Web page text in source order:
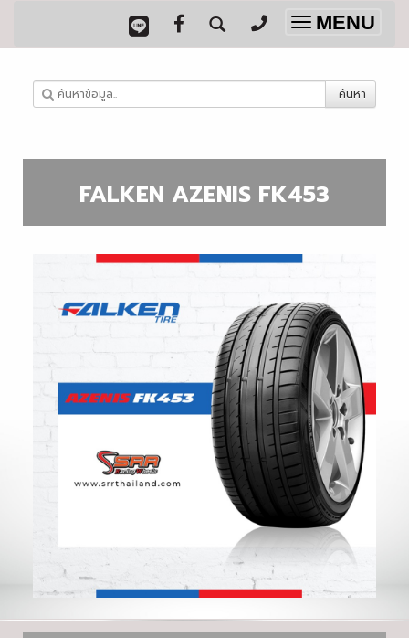
Toggle
navigation
MENU
ค้นหา
FALKEN AZENIS FK453